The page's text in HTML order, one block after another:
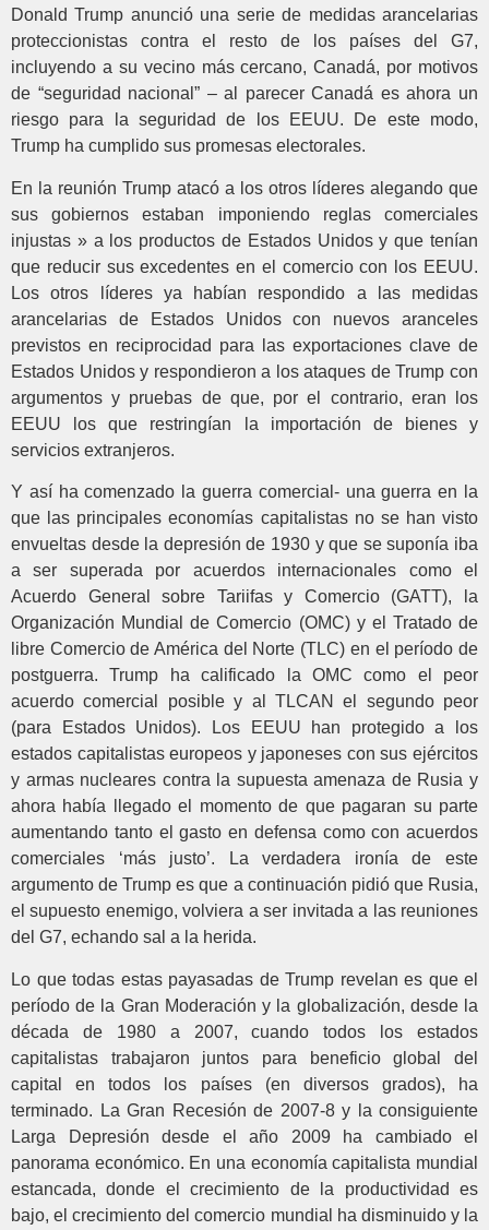
Donald Trump anunció una serie de medidas arancelarias
proteccionistas contra el resto de los países del G7,
incluyendo a su vecino más cercano, Canadá, por motivos
de “seguridad nacional” – al parecer Canadá es ahora un
riesgo para la seguridad de los EEUU. De este modo,
Trump ha cumplido sus promesas electorales.
En la reunión Trump atacó a los otros líderes alegando que
sus gobiernos estaban imponiendo reglas comerciales
injustas » a los productos de Estados Unidos y que tenían
que reducir sus excedentes en el comercio con los EEUU.
Los otros líderes ya habían respondido a las medidas
arancelarias de Estados Unidos con nuevos aranceles
previstos en reciprocidad para las exportaciones clave de
Estados Unidos y respondieron a los ataques de Trump con
argumentos y pruebas de que, por el contrario, eran los
EEUU los que restringían la importación de bienes y
servicios extranjeros.
Y así ha comenzado la guerra comercial- una guerra en la
que las principales economías capitalistas no se han visto
envueltas desde la depresión de 1930 y que se suponía iba
a ser superada por acuerdos internacionales como el
Acuerdo General sobre Tariifas y Comercio (GATT), la
Organización Mundial de Comercio (OMC) y el Tratado de
libre Comercio de América del Norte (TLC) en el período de
postguerra. Trump ha calificado la OMC como el peor
acuerdo comercial posible y al TLCAN el segundo peor
(para Estados Unidos). Los EEUU han protegido a los
estados capitalistas europeos y japoneses con sus ejércitos
y armas nucleares contra la supuesta amenaza de Rusia y
ahora había llegado el momento de que pagaran su parte
aumentando tanto el gasto en defensa como con acuerdos
comerciales ‘más justo’. La verdadera ironía de este
argumento de Trump es que a continuación pidió que Rusia,
el supuesto enemigo, volviera a ser invitada a las reuniones
del G7, echando sal a la herida.
Lo que todas estas payasadas de Trump revelan es que el
período de la Gran Moderación y la globalización, desde la
década de 1980 a 2007, cuando todos los estados
capitalistas trabajaron juntos para beneficio global del
capital en todos los países (en diversos grados), ha
terminado. La Gran Recesión de 2007-8 y la consiguiente
Larga Depresión desde el año 2009 ha cambiado el
panorama económico. En una economía capitalista mundial
estancada, donde el crecimiento de la productividad es
bajo, el crecimiento del comercio mundial ha disminuido y la